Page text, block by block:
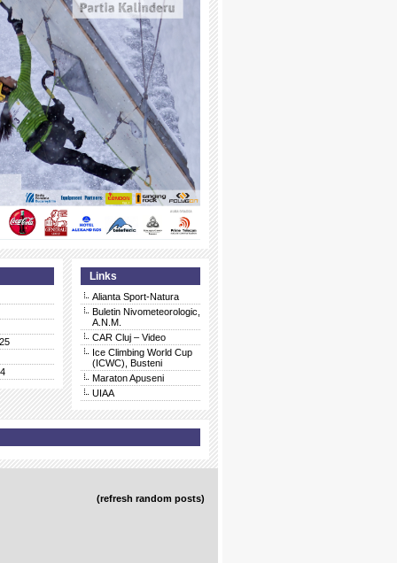
Links
Alianta Sport-Natura
Buletin Nivometeorologic,
A.N.M.
CAR Cluj – Video
Ice Climbing World Cup
(ICWC), Busteni
Maraton Apuseni
UIAA
(refresh random posts)